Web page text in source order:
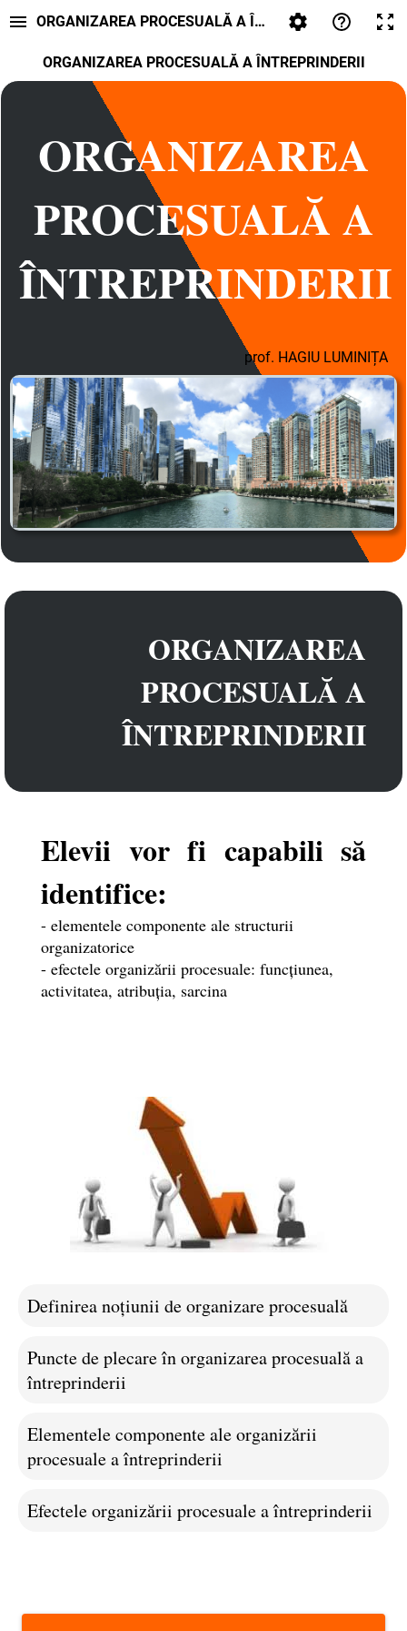
ORGANIZAREA PROCESUALĂ A ÎNTREPRINDERII
ORGANIZAREA PROCESUALĂ A ÎNTREPRINDERII
ORGANIZAREA
PROCESUALĂ A
ÎNTREPRINDERII
prof. HAGIU LUMINIȚA
ORGANIZAREA
PROCESUALĂ A
ÎNTREPRINDERII
Elevii vor fi capabili să
identifice:
- elementele componente ale structurii
organizatorice
- efectele organizării procesuale: funcțiunea,
activitatea, atribuția, sarcina
Definirea noțiunii de organizare procesuală
Puncte de plecare în organizarea procesuală a
întreprinderii
Elementele componente ale organizării
procesuale a întreprinderii
Efectele organizării procesuale a întreprinderii